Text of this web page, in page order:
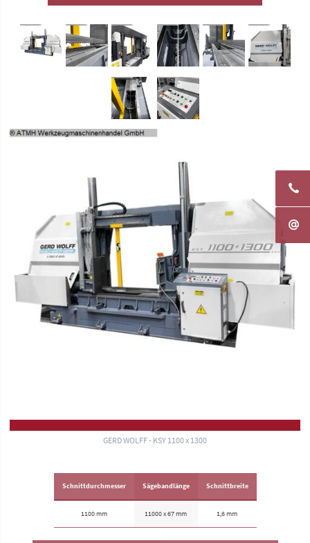
GERD WOLFF - KSY 1100 x 1300
Schnittdurchmesser
1100 mm
Sägebandlänge
11000 x 67 mm
Schnittbreite
1,6 mm